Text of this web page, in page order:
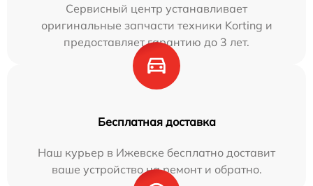
Сервисный центр устанавливает
оригинальные запчасти техники Korting и
предоставляет гарантию до 3 лет.
Бесплатная доставка
Наш курьер в Ижевске бесплатно доставит
ваше устройство на ремонт и обратно.